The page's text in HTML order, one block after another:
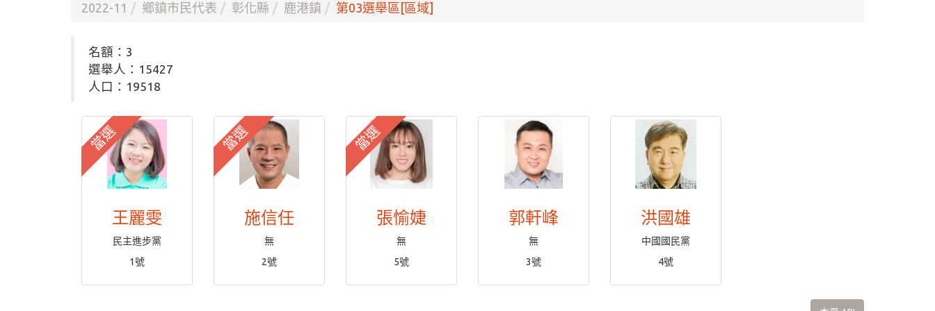
2022-11 鄉鎮市民代表 彰化縣 鹿港鎮 第03選舉區[區域]
名額：3
選舉人：15427
人口：19518
當選
王麗雯
民主進步黨
1號
當選
施信任
無
2號
當選
張愉婕
無
5號
郭軒峰
無
3號
洪國雄
中國國民黨
4號